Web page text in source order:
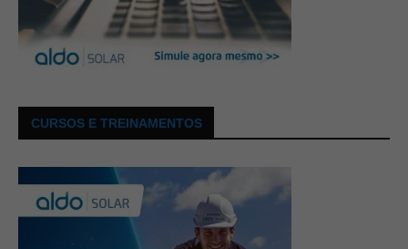
CURSOS E TREINAMENTOS